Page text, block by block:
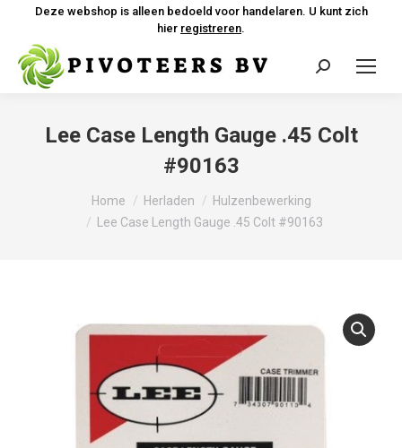
Deze webshop is alleen bedoeld voor handelaren. U kunt zich
hier registreren.
Zoeken:
Lee Case Length Gauge .45 Colt
#90163
Je bent hier:Home Herladen
Hulzenbewerking
Lee Case Length Gauge .45 Colt #90163